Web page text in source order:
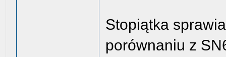
Stopiątka
porównaniu z